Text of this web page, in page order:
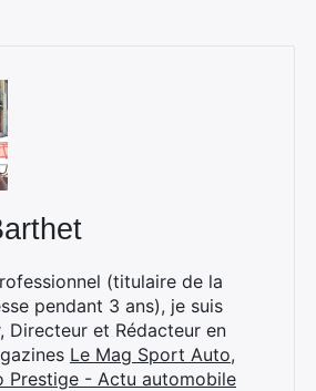
(titulaire de la
pendant 3 ans), je suis
Directeur et Rédacteur en
Le Mag Sport Auto,
Prestige - Actu automobile